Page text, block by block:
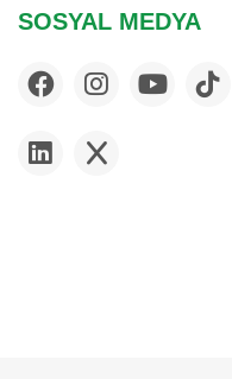
SOSYAL MEDYA